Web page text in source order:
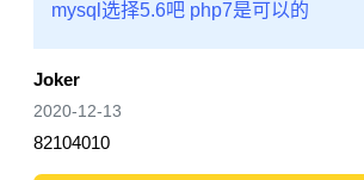
mysql选择5.6吧 php7是可以的
Joker
2020-12-13
82104010